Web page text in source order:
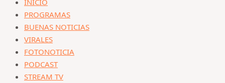
PROGRAMAS
BUENAS NOTICIAS
VIRALES
FOTONOTICIA
PODCAST
STREAM TV